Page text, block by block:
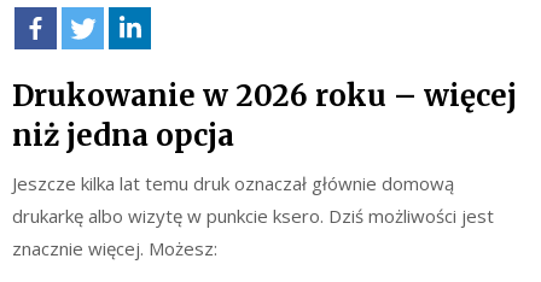
Drukowanie w 2026 roku – więcej
niż jedna opcja
Jeszcze kilka lat temu druk oznaczał głównie domową
drukarkę albo wizytę w punkcie ksero. Dziś możliwości jest
znacznie więcej. Możesz: